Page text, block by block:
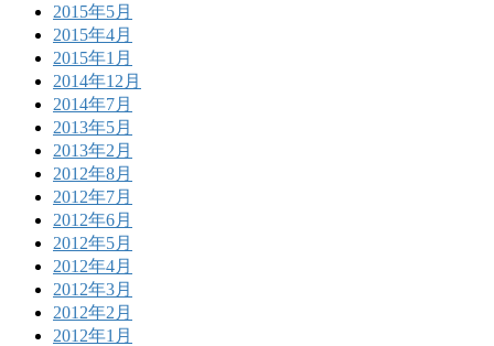
2015年5月
2015年4月
2015年1月
2014年12月
2014年7月
2013年5月
2013年2月
2012年8月
2012年7月
2012年6月
2012年5月
2012年4月
2012年3月
2012年2月
2012年1月